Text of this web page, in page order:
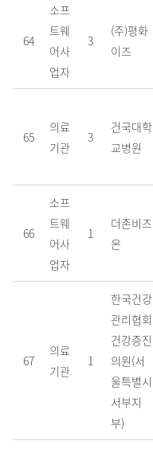
정
품
구
64
소프
트웨
어사
업자
3
(주)평화
이즈
65
의료
기관
3
건국대학
교병원
66
소프
트웨
어사
업자
1
더존비즈
온
67
의료
기관
1
한국건강
관리협회
건강증진
의원(서
울특별시
서부지
부)